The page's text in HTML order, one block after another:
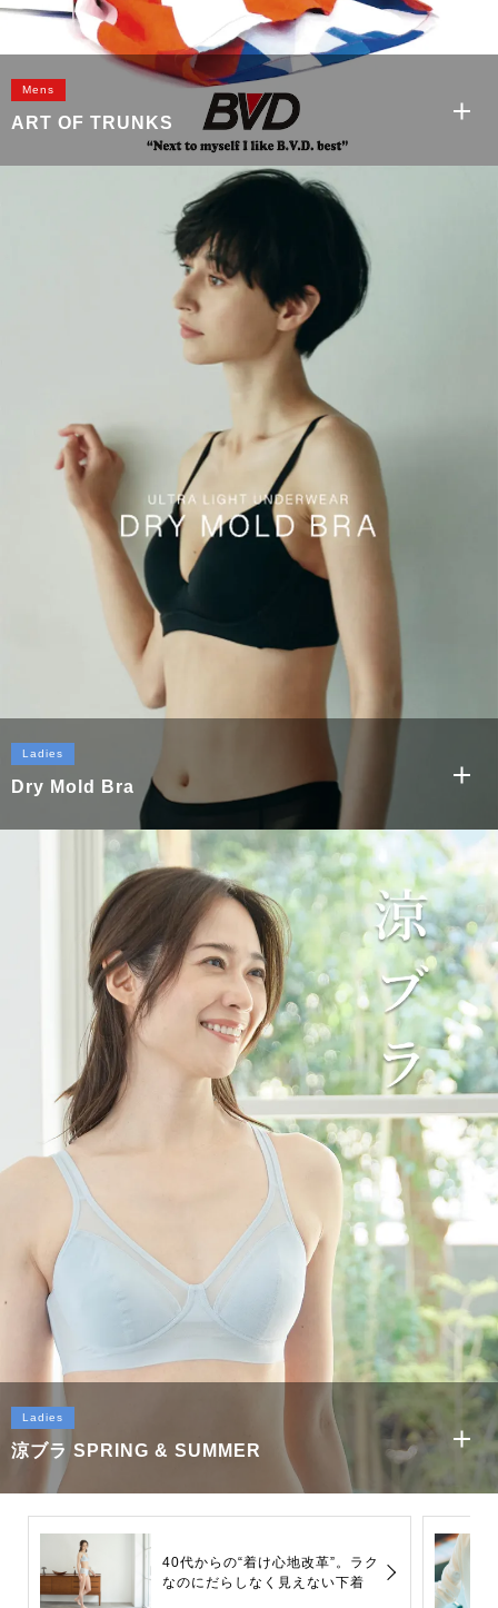
Mens
ART OF TRUNKS
KAZUKI UMIGISHI
Ladies
Dry Mold Bra
ドライモールドブラ
もっと見る
Ladies
涼ブラ SPRING & SUMMER
40代からの“着け心地改革”。ラク
なのにだらしなく見えない下着